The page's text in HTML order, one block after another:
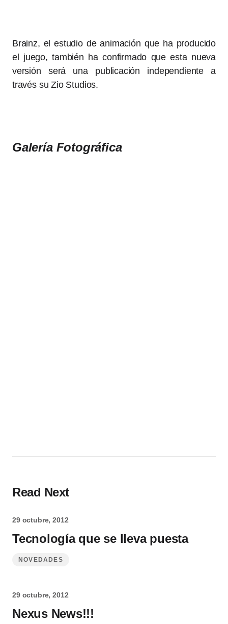
Brainz, el estudio de animación que ha producido
el juego, también ha confirmado que esta nueva
versión será una publicación independiente a
través su Zio Studios.
Galería Fotográfica
Read Next
29 octubre, 2012
Tecnología que se lleva puesta
NOVEDADES
29 octubre, 2012
Nexus News!!!